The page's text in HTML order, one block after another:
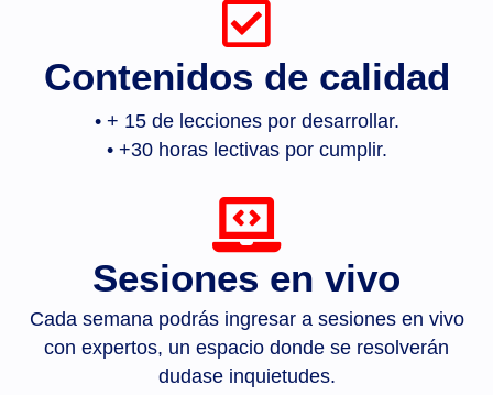
Contenidos de calidad
• + 15 de lecciones por desarrollar.
• +30 horas lectivas por cumplir.
Sesiones en vivo
Cada semana podrás ingresar a sesiones en vivo
con expertos, un espacio donde se resolverán
dudase inquietudes.